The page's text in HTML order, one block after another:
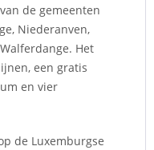
de gemeenten
Niederanven,
Het
een gratis
en vier
de Luxemburgse